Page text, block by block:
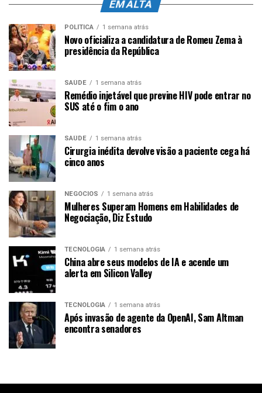
EM ALTA
POLÍTICA 1 semana atrás
Novo oficializa a candidatura de Romeu Zema à
presidência da República
SAÚDE 1 semana atrás
Remédio injetável que previne HIV pode entrar no
SUS até o fim o ano
SAÚDE 1 semana atrás
Cirurgia inédita devolve visão a paciente cega há
cinco anos
NEGÓCIOS 1 semana atrás
Mulheres Superam Homens em Habilidades de
Negociação, Diz Estudo
TECNOLOGIA 1 semana atrás
China abre seus modelos de IA e acende um
alerta em Silicon Valley
TECNOLOGIA 1 semana atrás
Após invasão de agente da OpenAI, Sam Altman
encontra senadores